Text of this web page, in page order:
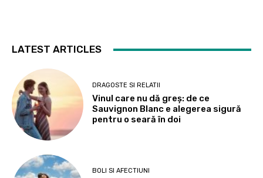
LATEST ARTICLES
DRAGOSTE SI RELATII
Vinul care nu dă greș: de ce
Sauvignon Blanc e alegerea sigură
pentru o seară în doi
BOLI SI AFECTIUNI